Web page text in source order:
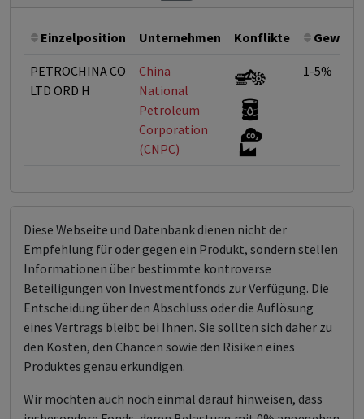
Einzelposition Unternehmen Konflikte
PETROCHINA CO
LTD ORD H
China
National
Petroleum
Corporation
(CNPC)
1-5%
Diese Webseite und Datenbank dienen nicht der
Empfehlung für oder gegen ein Produkt, sondern stellen
Informationen über bestimmte kontroverse
Beteiligungen von Investmentfonds zur Verfügung. Die
Entscheidung über den Abschluss oder die Auflösung
eines Vertrags bleibt bei Ihnen. Sie sollten sich daher zu
den Kosten, den Chancen sowie den Risiken eines
Produktes genau erkundigen.
Wir möchten auch noch einmal darauf hinweisen, dass